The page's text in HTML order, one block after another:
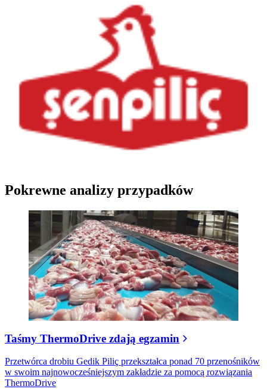
Pokrewne analizy przypadków
Taśmy ThermoDrive zdają egzamin
Przetwórca drobiu Gedik Piliç przekształca ponad 70 przenośników
w swoim najnowocześniejszym zakładzie za pomocą rozwiązania
ThermoDrive